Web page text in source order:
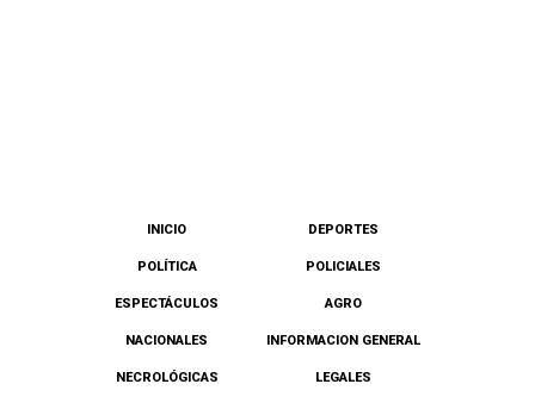
INICIO DEPORTES
POLÍTICA POLICIALES
ESPECTÁCULOS AGRO
NACIONALES INFORMACION GENERAL
NECROLÓGICAS LEGALES